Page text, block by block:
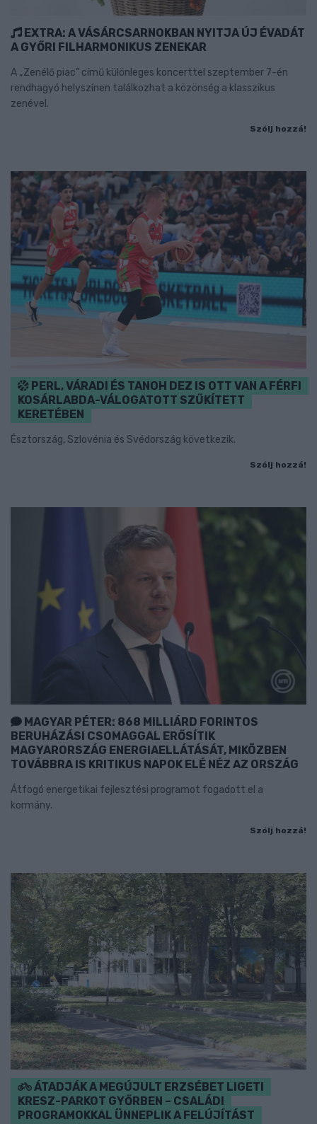
EXTRA: A VÁSÁRCSARNOKBAN NYITJA ÚJ ÉVADÁT
A GYŐRI FILHARMONIKUS ZENEKAR
A „Zenélő piac” című különleges koncerttel szeptember 7-én
rendhagyó helyszínen találkozhat a közönség a klasszikus
zenével.
Szólj hozzá!
PERL, VÁRADI ÉS TANOH DEZ IS OTT VAN A FÉRFI
KOSÁRLABDA-VÁLOGATOTT SZŰKÍTETT
KERETÉBEN
Észtország, Szlovénia és Svédország következik.
Szólj hozzá!
MAGYAR PÉTER: 868 MILLIÁRD FORINTOS
BERUHÁZÁSI CSOMAGGAL ERŐSÍTIK
MAGYARORSZÁG ENERGIAELLÁTÁSÁT, MIKÖZBEN
TOVÁBBRA IS KRITIKUS NAPOK ELÉ NÉZ AZ ORSZÁG
Átfogó energetikai fejlesztési programot fogadott el a
kormány.
Szólj hozzá!
ÁTADJÁK A MEGÚJULT ERZSÉBET LIGETI
KRESZ-PARKOT GYŐRBEN – CSALÁDI
PROGRAMOKKAL ÜNNEPLIK A FELÚJÍTÁST